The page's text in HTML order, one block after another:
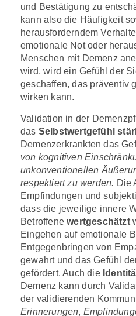
und Bestätigung zu
kann also die Häufigkeit
herausforderndem
emotionale Not oder
Menschen mit Demenz
wird, wird ein Gefühl der
geschaffen, das präventiv
wirken kann.
Validation in der
das Selbstwertgefühl
Demenzerkrankten das
von kognitiven
unkonventionellen
respektiert zu werden. Die
Empfindungen und
dass die jeweilige innere
Betroffenewertgeschätzt
Eingehen auf emotionale
Entgegenbringen von
gewahrt und das Gefühl
gefördert. Auch die
Demenz kann durch
der validierenden
Erinnerungen,